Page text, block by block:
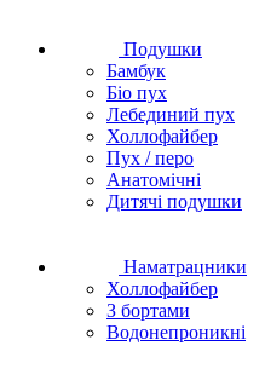
Подушки
Бамбук
Біо пух
Лебединий пух
Холлофайбер
Пух / перо
Анатомічні
Дитячі подушки
Наматрацники
Холлофайбер
З бортами
Водонепроникні